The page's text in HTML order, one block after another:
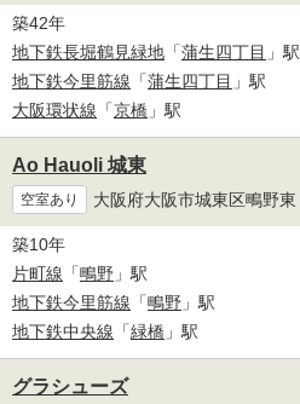
築42年
地下鉄長堀鶴見緑地 「蒲生四丁目 」駅
地下鉄今里筋線 「蒲生四丁目 」駅
大阪環状線 「京橋 」駅
Ao Hauoli 城東
空室あり 大阪府大阪市城東区鴫野東
築10年
片町線 「鴫野 」駅
地下鉄今里筋線 「鴫野 」駅
地下鉄中央線 「緑橋 」駅
グラシューズ